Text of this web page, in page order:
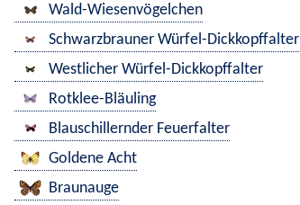
Wald-Wiesenvögelchen
Schwarzbrauner Würfel-Dickkopffalter
Westlicher Würfel-Dickkopffalter
Rotklee-Bläuling
Blauschillernder Feuerfalter
Goldene Acht
Braunauge